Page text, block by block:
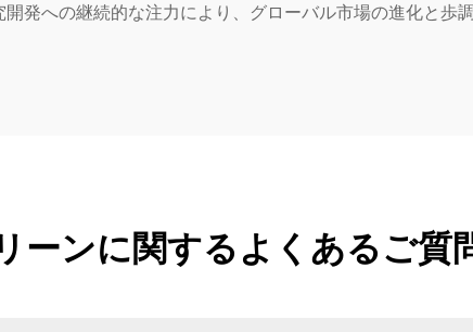
発への継続的な注力により、グローバル市場の進化と歩
ーンに関するよくあるご質